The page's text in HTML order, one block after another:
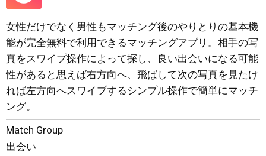
女性だけでなく男性もマッチング後のやりとりの基本機
能が完全無料で利用できるマッチングアプリ。相手の写
真をスワイプ操作によって探し、良い出会いになる可能
性があると思えば右方向へ、飛ばして次の写真を見たけ
れば左方向へスワイプするシンプル操作で簡単にマッチ
ング。
Match Group
出会い